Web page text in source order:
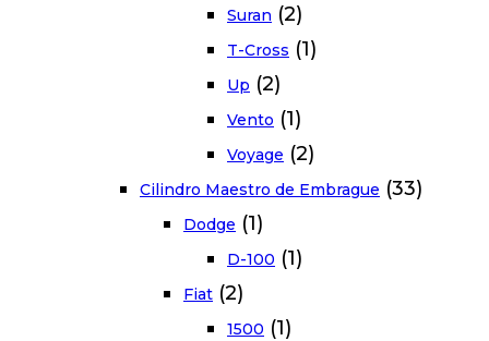
Suran (2)
T-Cross (1)
Up (2)
Vento (1)
Voyage (2)
Cilindro Maestro de Embrague (33)
Dodge (1)
D-100 (1)
Fiat (2)
1500 (1)